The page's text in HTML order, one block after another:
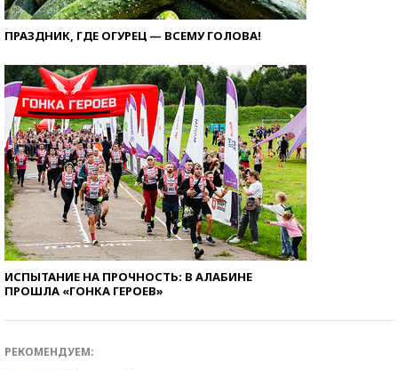
ПРАЗДНИК, ГДЕ ОГУРЕЦ — ВСЕМУ ГОЛОВА!
ИСПЫТАНИЕ НА ПРОЧНОСТЬ: В АЛАБИНЕ
ПРОШЛА «ГОНКА ГЕРОЕВ»
РЕКОМЕНДУЕМ: